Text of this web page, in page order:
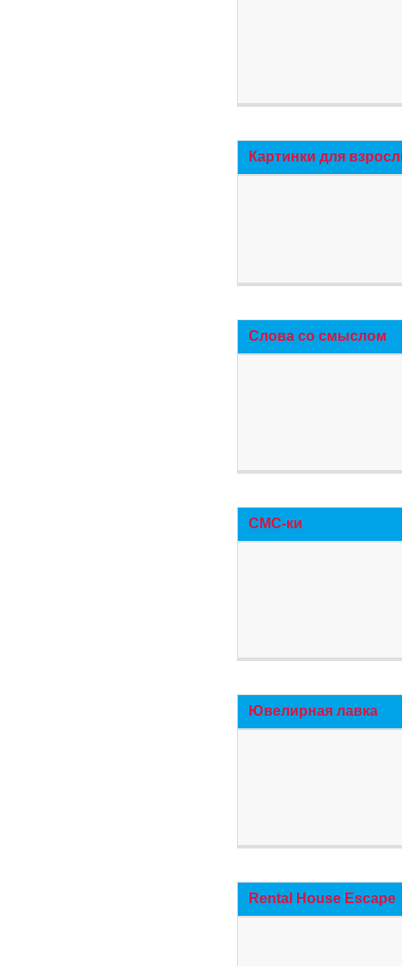
Картинки для
Слова со смыслом
СМС-ки
Ювелирная лавка
Rental House Escape